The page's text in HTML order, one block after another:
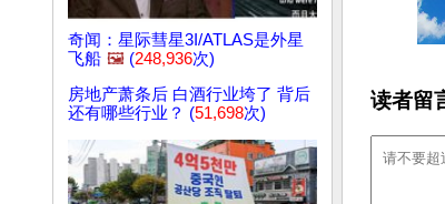
奇闻：星际彗星3I/ATLAS是外星
飞船 🖼️ (248,936次)
房地产萧条后 白酒行业垮了 背后
还有哪些行业？ (51,698次)
读者留